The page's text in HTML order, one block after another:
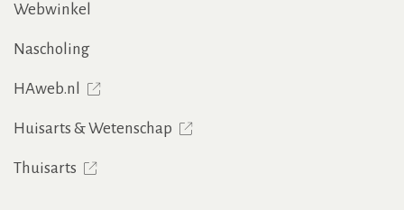
Webwinkel
Nascholing
HAweb.nl
Huisarts & Wetenschap
Thuisarts